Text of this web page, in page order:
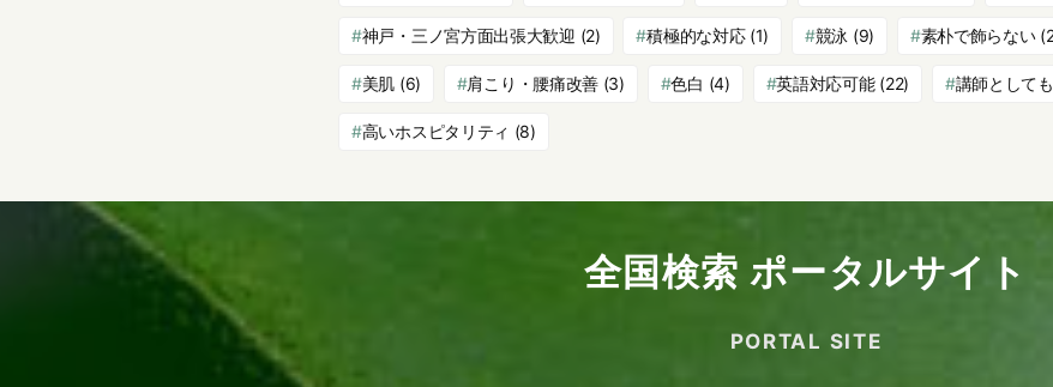
神戸・三ノ宮方面出張大歓迎 (2) 積極的な対応(1) 競泳 (9) 素朴で飾らない
美肌 (6) 肩こり・腰痛改善 (3) 色白 (4) 英語対応可能(22) 講師として
高いホスピタリティ (8)
全国検索 ポータルサイト
PORTAL SITE